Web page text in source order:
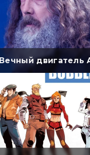
Вечный двигатель